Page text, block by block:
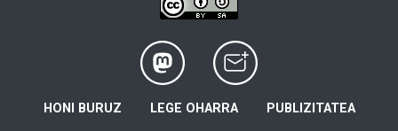
HONI BURUZ LEGE OHARRA PUBLIZITATEA